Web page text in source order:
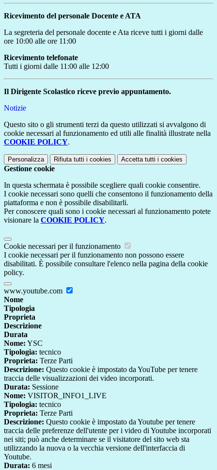
Ricevimento del personale Docente e ATA
La segreteria del personale docente e Ata riceve tutti i giorni dalle
ore 10:00 alle ore 11:00
Ricevimento telefonate
Tutti i giorni dalle 11:00 alle 12:00
Il Dirigente Scolastico riceve previo appuntamento.
Notizie
Questo sito o gli strumenti terzi da questo utilizzati si avvalgono di
cookie necessari al funzionamento ed utili alle finalità illustrate nella
COOKIE POLICY.
Personalizza Rifiuta tutti i cookies Accetta tutti i cookies
Gestione cookie
In questa schermata è possibile scegliere quali cookie consentire.
I cookie necessari sono quelli che consentono il funzionamento della
piattaforma e non è possibile disabilitarli.
Per conoscere quali sono i cookie necessari al funzionamento potete
visionare la COOKIE POLICY.
Cookie necessari per il funzionamento
I cookie necessari per il funzionamento non possono essere
disabilitati. È possibile consultare l'elenco nella pagina della cookie
policy.
www.youtube.com
Nome
Tipologia
Proprieta
Descrizione
Durata
Nome: YSC
Tipologia: tecnico
Proprieta: Terze Parti
Descrizione: Questo cookie è impostato da YouTube per tenere
traccia delle visualizzazioni dei video incorporati.
Durata: Sessione
Nome: VISITOR_INFO1_LIVE
Tipologia: tecnico
Proprieta: Terze Parti
Descrizione: Questo cookie è impostato da Youtube per tenere
traccia delle preferenze dell'utente per i video di Youtube incorporati
nei siti; può anche determinare se il visitatore del sito web sta
utilizzando la nuova o la vecchia versione dell'interfaccia di
Youtube.
Durata: 6 mesi